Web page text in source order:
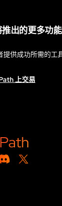
出的更多功能
供成功所需的工
上交易